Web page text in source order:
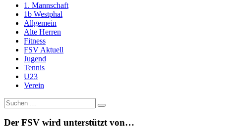
1. Mannschaft
1b Westphal
Allgemein
Alte Herren
Fitness
FSV Aktuell
Jugend
Tennis
U23
Verein
Suche
nach:
Der FSV wird unterstützt von…